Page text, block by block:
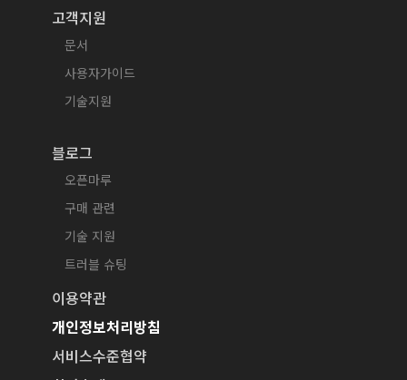
고객지원
문서
사용자가이드
기술지원
블로그
오픈마루
구매 관련
기술 지원
트러블 슈팅
이용약관
개인정보처리방침
서비스수준협약